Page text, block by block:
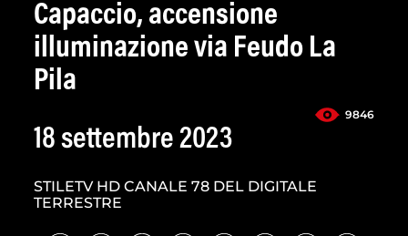
Capaccio, accensione
illuminazione via Feudo La
Pila
9846
18 settembre 2023
STILETV HD CANALE 78 DEL DIGITALE
TERRESTRE